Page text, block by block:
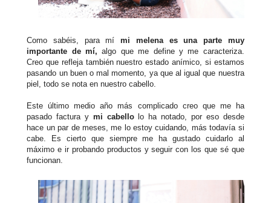
Como sabéis, para mími melena es una parte muy
importante de mí, algo que me define y me caracteriza.
Creo que refleja también nuestro estado anímico, si estamos
pasando un buen o mal momento, ya que al igual que nuestra
piel, todo se nota en nuestro cabello.
Este último medio año más complicado creo que me ha
pasado factura y mi cabellolo ha notado, por eso desde
hace un par de meses, me lo estoy cuidando, más todavía si
cabe. Es cierto que siempre me ha gustado cuidarlo al
máximo e ir probando productos y seguir con los que sé que
funcionan.